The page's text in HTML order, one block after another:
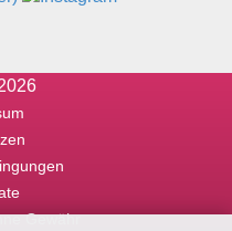
Gewähr